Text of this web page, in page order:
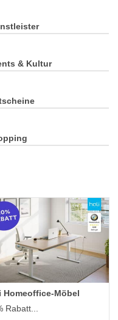
& Kultur
Homeoffice-Möbel
Rabatt...